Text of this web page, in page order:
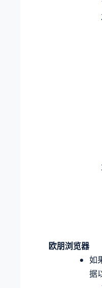
欧朋浏览器
如
据